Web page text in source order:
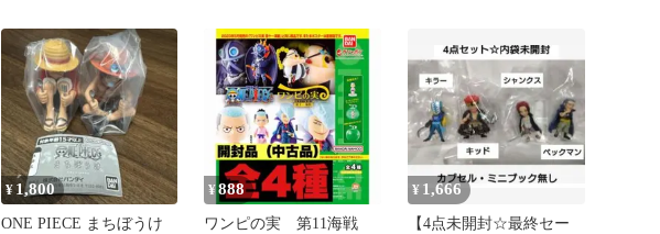
¥ 1,800
ONE PIECE まちぼうけ
¥888
ワンピの実 第11海戦
¥ 1,666
【4点未開封☆最終セー